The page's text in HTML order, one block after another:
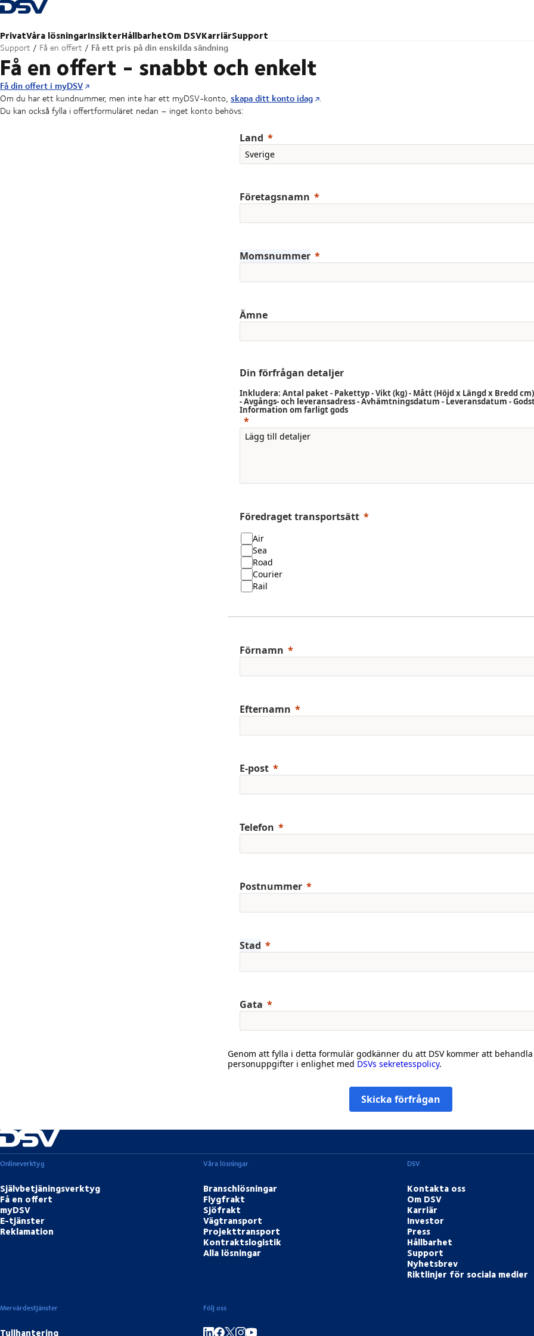
Tillbaka till hemsidan
PrivatVåra lösningarInsikterHållbarhetOm DSVKarriärSupport
Support Få en offert Få ett pris på din enskilda sändning
Få en offert - snabbt och enkelt
Få din offert i myDSV
Om du har ett kundnummer, men inte har ett myDSV-konto, skapa ditt konto idag .
Du kan också fylla i offertformuläret nedan – inget konto behövs:
Land
Företagsnamn
Momsnummer
Ämne
Din förfrågan detaljer
Inkludera: Antal paket - Pakettyp - Vikt (kg) - Mått (Höjd x Längd x Bredd
- Avgångs- och leveransadress - Avhämtningsdatum - Leveransdatum -
Information om farligt gods
Föredraget transportsätt
Air
Sea
Road
Courier
Rail
Förnamn
Efternamn
E-post
Telefon
Postnummer
Stad
Gata
Genom att fylla i detta formulär godkänner du att DSV kommer att
personuppgifter i enlighet med DSVs sekretesspolicy.
Skicka förfrågan
Onlineverktyg
Självbetjäningsverktyg
Få en offert
myDSV
E-tjänster
Reklamation
Våra lösningar
Branschlösningar
Flygfrakt
Sjöfrakt
Vägtransport
Projekttransport
Kontraktslogistik
Alla lösningar
DSV
Kontakta oss
Om DSV
Karriär
Investor
Press
Hållbarhet
Support
Nyhetsbrev
Riktlinjer för sociala medier
Mervärdestjänster
Tullhantering
Följ oss